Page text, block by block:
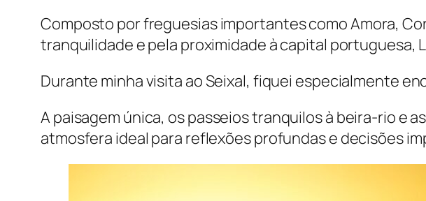
Composto por freguesias importantes como Amora,
tranquilidade e pela proximidade à capital portuguesa,
Durante minha visita ao Seixal, fiquei especialmente
A paisagem única, os passeios tranquilos à beira-rio e
atmosfera ideal para reflexões profundas e decisões